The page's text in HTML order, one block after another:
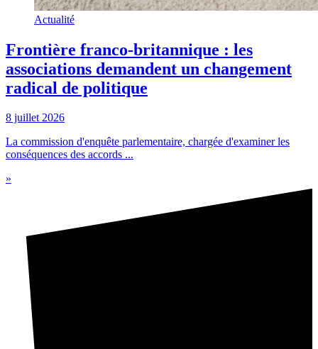
Actualité
Frontière franco-britannique : les
associations demandent un changement
radical de politique
8 juillet 2026
La commission d'enquête parlementaire, chargée d'examiner les
conséquences des accords ...
»